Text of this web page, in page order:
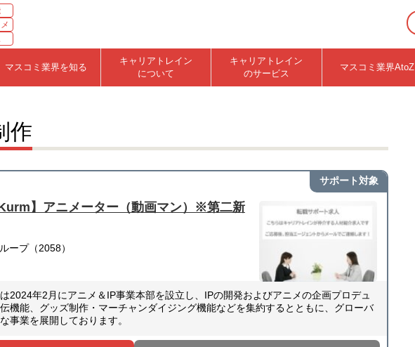
マスコミ業界を知る
キャリアトレイン
について
キャリアトレイン
のサービス
マスコミ業界AtoZ
作
サポート対象
】アニメーター（動画マン）※第二新
ープ（2058）
2024年2月にアニメ＆IP事業本部を設立し、IPの開発およびアニメの企画プロデュ
機能、グッズ制作・マーチャンダイジング機能などを集約するとともに、グローバ
事業を展開しております。